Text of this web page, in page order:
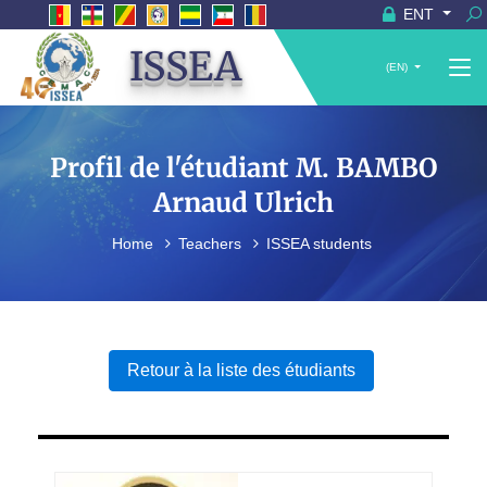
ENT
ISSEA (EN)
Profil de l'étudiant M. BAMBO
Arnaud Ulrich
Home Teachers ISSEA students
Retour à la liste des étudiants